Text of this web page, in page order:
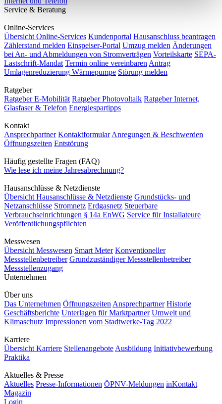
Service & Beratung
Online-Services
Übersicht Online-Services Kundenportal Hausanschluss beantragen
Zählerstand melden Einspeiser-Portal Umzug melden Änderungen
bei An- und Abmeldungen von Stromverträgen Vorteilskarte SEPA-
Lastschrift-Mandat Termin online vereinbaren Antrag
Umlagenreduzierung Wärmepumpe Störung melden
Ratgeber
Ratgeber E-Mobilität Ratgeber Photovoltaik Ratgeber Internet,
Glasfaser & Telefon Energiespartipps
Kontakt
Ansprechpartner Kontaktformular Anregungen & Beschwerden
Öffnungszeiten Entstörung
Häufig gestellte Fragen (FAQ)
Wie lese ich meine Jahresabrechnung?
Hausanschlüsse & Netzdienste
Übersicht Hausanschlüsse & Netzdienste Grundstücks- und
Netzanschlüsse Stromnetz Erdgasnetz Steuerbare
Verbrauchseinrichtungen § 14a EnWG Service für Installateure
Veröffentlichungspflichten
Messwesen
Übersicht Messwesen Smart Meter Konventioneller
Messstellenbetreiber Grundzuständiger Messstellenbetreiber
Messstellenzugang
Unternehmen
Über uns
Das Unternehmen Öffnungszeiten Ansprechpartner Historie
Geschäftsberichte Unterlagen für Marktpartner Umwelt und
Klimaschutz Impressionen vom Stadtwerke-Tag 2022
Karriere
Übersicht Karriere Stellenangebote Ausbildung Initiativbewerbung
Praktika
Aktuelles & Presse
Aktuelles Presse-Informationen ÖPNV-Meldungen inKontakt
Magazin
Login